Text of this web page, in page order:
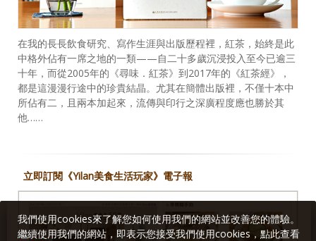
在我的長長飲食研究、寫作生涯與出版歷程裡，紅茶，始終是此
中格外佔有一席之地的一類——自二十多歲沉浸投入至今已逾三
十年，而從2005年的《尋味．紅茶》到2017年的《紅茶經》，
都是這漫漫行途中的珍貴結晶。尤其在簡體出版裡，不僅十本中
所佔有二，且兩本加起來，流傳與印行之深廣程度應也勝於其
他……
立即訂閱《Yilan美食生活玩家》電子報
我們使用cookies來了解您如何使用我們的網站並改善您的體驗。
繼續使用我們的網站，即表示您接受我們使用cookies，點此查看